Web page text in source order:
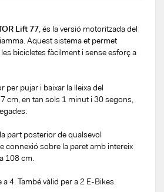
Lift 77, és la versió motoritzada del
Aquest sistema et permet
bicicletes fàcilment i sense esforç a
per pujar i baixar la lleixa del
cm, en tan sols 1 minut i 30 segons,
part posterior de qualsevol
connexió sobre la paret amb intereix
108 cm.
4. També vàlid per a 2 E-Bikes.